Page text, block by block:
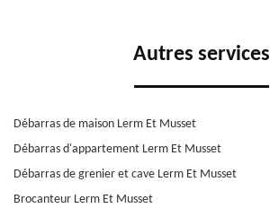
Autres services
Débarras de maison Lerm Et Musset
Débarras d'appartement Lerm Et Musset
Débarras de grenier et cave Lerm Et Musset
Brocanteur Lerm Et Musset